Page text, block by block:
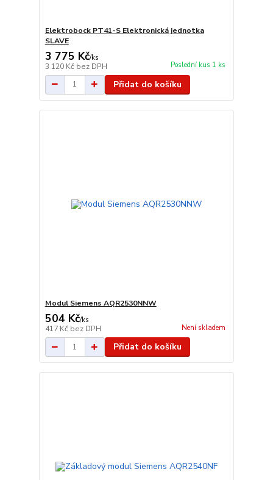
Elektrobock PT41-S Elektronická jednotka
SLAVE
3 775 Kč/ks
3 120 Kč bez DPH Poslední kus 1 ks
Přidat do košíku
Modul Siemens AQR2530NNW
504 Kč/ks
417 Kč bez DPH Není skladem
Přidat do košíku